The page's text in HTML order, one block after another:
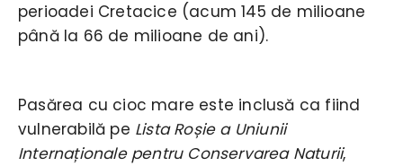
perioadei Cretacice (acum 145 de milioane
până la 66 de milioane de ani).
Pasărea cu cioc mare este inclusă ca fiind
vulnerabilă pe Lista Roșie a Uniunii
Internaționale pentru Conservarea Naturii,